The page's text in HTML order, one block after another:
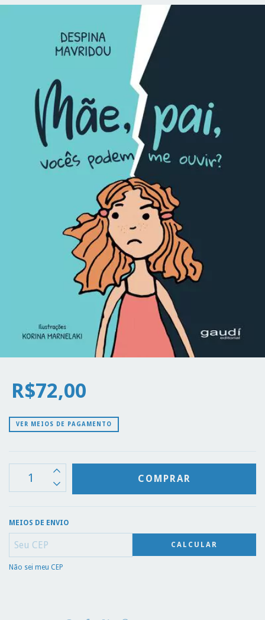
R$72,00
VER MEIOS DE PAGAMENTO
MEIOS DE ENVIO
CALCULAR
Não sei meu CEP